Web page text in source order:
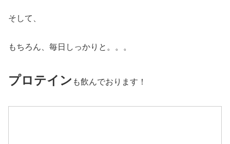
そして、
もちろん、毎日しっかりと。。。
プロテイン も飲んでおります！